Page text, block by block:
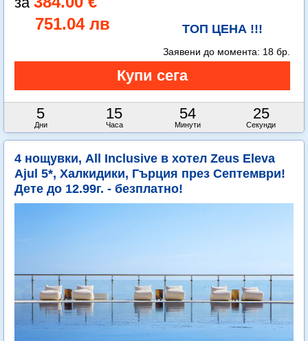
751.04 лв
ТОП ЦЕНА !!!
5
Дни
15
Часа
54
Минути
23
Секунди
Заявени до момента: 18 бр.
4 нощувки, All Inclusive в хотел Zeus Eleva
Ajul 5*, Халкидики, Гърция през Септември!
Дете до 12.99г. - безплатно!